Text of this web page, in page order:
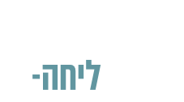
ליחה-